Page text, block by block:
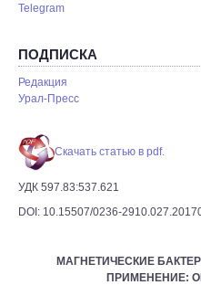
Telegram
ПОДПИСКА
Редакция
Урал-Пресс
Скачать статью в pdf.
УДК 597.83:537.621
DOI: 10.15507/0236-
МАГНЕТИЧЕСКИЕ
ПРИМЕНЕНИЕ: